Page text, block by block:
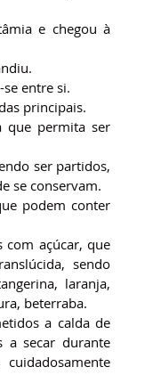
e chegou à
entre si.
principais.
que permita ser
ser partidos,
se conservam.
podem conter
açúcar, que
sendo
laranja,
beterraba.
a calda de
a secar durante